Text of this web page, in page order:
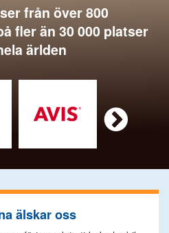
från över 800
fler än 30 000 platser
ärlden

älskar oss